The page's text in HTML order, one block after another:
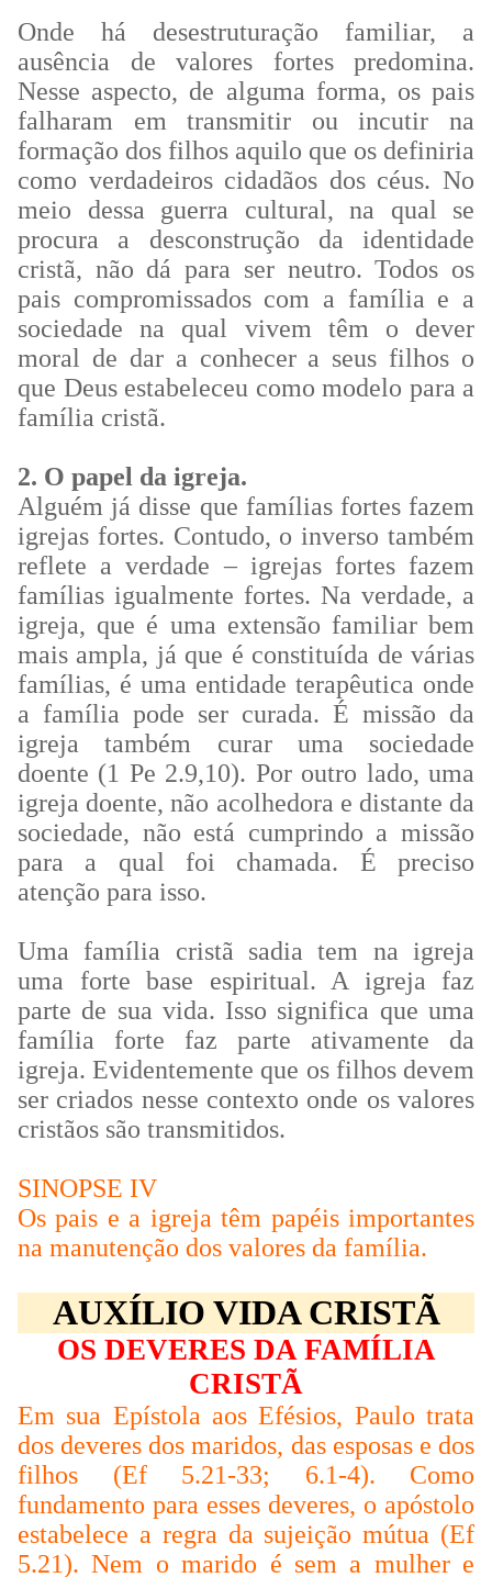
Onde há desestruturação familiar, a
ausência de valores fortes predomina.
Nesse aspecto, de alguma forma, os pais
falharam em transmitir ou incutir na
formação dos filhos aquilo que os definiria
como verdadeiros cidadãos dos céus. No
meio dessa guerra cultural, na qual se
procura a desconstrução da identidade
cristã, não dá para ser neutro. Todos os
pais compromissados com a família e a
sociedade na qual vivem têm o dever
moral de dar a conhecer a seus filhos o
que Deus estabeleceu como modelo para a
família cristã.
2. O papel da igreja.
Alguém já disse que famílias fortes fazem
igrejas fortes. Contudo, o inverso também
reflete a verdade – igrejas fortes fazem
famílias igualmente fortes. Na verdade, a
igreja, que é uma extensão familiar bem
mais ampla, já que é constituída de várias
famílias, é uma entidade terapêutica onde
a família pode ser curada. É missão da
igreja também curar uma sociedade
doente (1 Pe 2.9,10). Por outro lado, uma
igreja doente, não acolhedora e distante da
sociedade, não está cumprindo a missão
para a qual foi chamada. É preciso
atenção para isso.
Uma família cristã sadia tem na igreja
uma forte base espiritual. A igreja faz
parte de sua vida. Isso significa que uma
família forte faz parte ativamente da
igreja. Evidentemente que os filhos devem
ser criados nesse contexto onde os valores
cristãos são transmitidos.
SINOPSE IV
Os pais e a igreja têm papéis importantes
na manutenção dos valores da família.
AUXÍLIO VIDA CRISTÃ
OS DEVERES DA FAMÍLIA
CRISTÃ
Em sua Epístola aos Efésios, Paulo trata
dos deveres dos maridos, das esposas e dos
filhos (Ef 5.21-33; 6.1-4). Como
fundamento para esses deveres, o apóstolo
estabelece a regra da sujeição mútua (Ef
5.21). Nem o marido é sem a mulher e